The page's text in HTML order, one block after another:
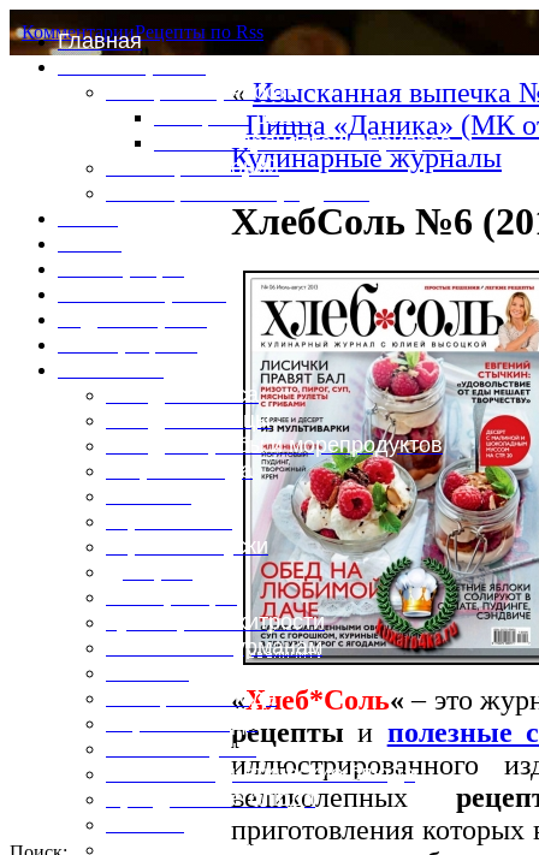
Главная
Специи и пряности
Специи и диета
Каталог пряностей и приправ
Таблица калорий
Блюда из мяса
Блюда из птицы
Блюда из рыбы и морепродуктов
Вторые блюда
Горячие закуски
Кулинарные хитрости
Маленьким гурманам
Овощные блюда
Первые блюда
Полевая кухня
Постные и диетические блюда
Праздничные блюда
Холодные закуски
КомментарииРецепты по Rss
«Изысканная выпечка
Пицца «Даника» (МК
Кулинарные журналы
ХлебСоль №6
«Хлеб*Соль« – это
рецепты и полезные
иллюстрированного
великолепных
приготовления которых